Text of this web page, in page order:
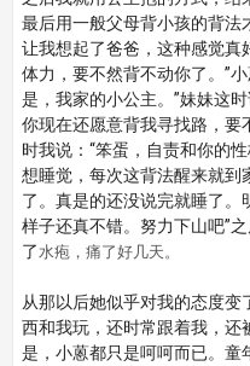
最后用一般父母背小孩的背法
让我想起了爸爸，这种感觉真
体力，要不然背不动你了。”
是，我家的小公主。”妹妹这
你现在还愿意背我寻找路，要
时我说：“笨蛋，自责和你的
想睡觉，每次这背法醒来就到
了。真是的还没说完就睡了
样子还真不错。努力下山吧”
了水疱，痛了好几天。
从那以后她似乎对我的态度
西和我玩，还时常跟着我，还
是，小蒽都只是呵呵而已。童